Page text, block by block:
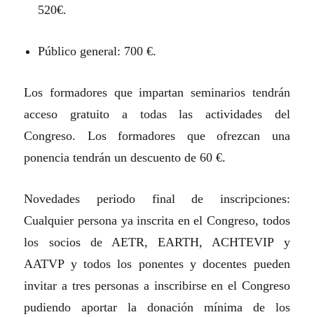
520€.
Público general: 700 €.
Los formadores que impartan seminarios tendrán
acceso gratuito a todas las actividades del
Congreso. Los formadores que ofrezcan una
ponencia tendrán un descuento de 60 €.
Novedades periodo final de inscripciones:
Cualquier persona ya inscrita en el Congreso, todos
los socios de AETR, EARTH, ACHTEVIP y
AATVP y todos los ponentes y docentes pueden
invitar a tres personas a inscribirse en el Congreso
pudiendo aportar la donación mínima de los